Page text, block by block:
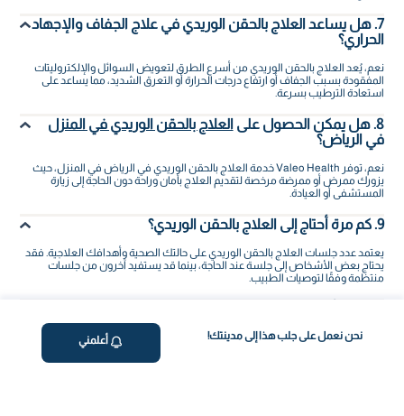
نحن نعمل على جلب هذا إلى مدينتك! أعلمني
7. هل يساعد العلاج بالحقن الوريدي في علاج الجفاف والإجهاد
الحراري؟
نعم، يُعد العلاج بالحقن الوريدي من أسرع الطرق لتعويض السوائل والإلكتروليتات
المفقودة بسبب الجفاف أو ارتفاع درجات الحرارة أو التعرق الشديد، مما يساعد على
استعادة الترطيب بسرعة.
8. هل يمكن الحصول على
العلاج بالحقن الوريدي في المنزل
في الرياض؟
نعم، توفر Valeo Health خدمة العلاج بالحقن الوريدي في الرياض في المنزل، حيث
يزورك ممرض أو ممرضة مرخصة لتقديم العلاج بأمان وراحة دون الحاجة إلى زيارة
المستشفى أو العيادة.
9. كم مرة أحتاج إلى العلاج بالحقن الوريدي؟
يعتمد عدد جلسات العلاج بالحقن الوريدي على حالتك الصحية وأهدافك العلاجية. فقد
يحتاج بعض الأشخاص إلى جلسة عند الحاجة، بينما قد يستفيد آخرون من جلسات
منتظمة وفقًا لتوصيات الطبيب.
توفر Valeo Health خدمة العلاج بالحقن الوريدي في الرياض من خلال كوادر صحية
مرخصة، وعلاجات مخصصة، وزيارات منزلية مريحة، مع الالتزام بأعلى معايير الجودة